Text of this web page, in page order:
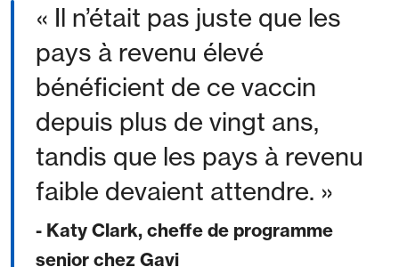
Il n’était pas juste que les
pays à revenu élevé
bénéficient de ce vaccin
depuis plus de vingt ans,
tandis que les pays à revenu
faible devaient attendre.
- Katy Clark, cheffe de programme
senior chez Gavi